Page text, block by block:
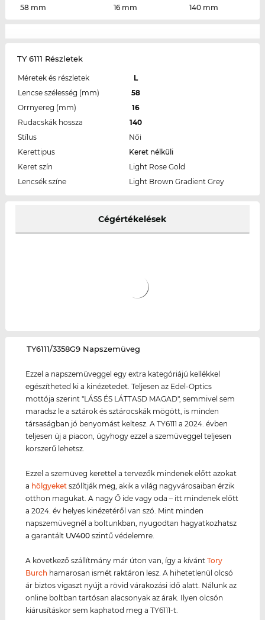
58 mm
16 mm
140 mm
TY 6111 Részletek
Méretek és részletek
L
Lencse szélesség (mm)
58
Orrnyereg (mm)
16
Rudacskák hossza
140
Stílus
Női
Kerettipus
Keret nélküli
Keret szín
Light Rose Gold
Lencsék színe
Light Brown Gradient Grey
Cégértékelések
‌TY6111/3358G9 Napszemüveg
Ezzel a napszemüveggel egy extra kategóriájú kellékkel
egészítheted ki a kinézetedet. Teljesen az Edel-Optics
mottója szerint "LÁSS ÉS LÁTTASD MAGAD", semmivel sem
maradsz le a sztárok és sztárocskák mögött, is minden
társaságban jó benyomást keltesz. A TY6111 a 2024. évben
teljesen új a piacon, úgyhogy ezzel a szemüveggel teljesen
korszerű lehetsz.
Ezzel a szemüveg kerettel a tervezők mindenek előtt azokat
a hölgyeket szólítják meg, akik a világ nagyvárosaiban érzik
otthon magukat. A nagy Ő ide vagy oda – itt mindenek előtt
a 2024. év helyes kinézetéről van szó. Mint minden
napszemüvegnél a boltunkban, nyugodtan hagyatkozhatsz
a garantált UV400 szintű védelemre.
A következő szállítmány már úton van, így a kívántTory
Burch hamarosan ismét raktáron lesz. A hihetetlenül olcsó
ár biztos vigaszt nyújt a rövid várakozási idő alatt. Nálunk az
online boltban tartósan alacsonyak az árak. Ilyen olcsón
kiárusításkor sem kaphatod meg a TY6111-t.